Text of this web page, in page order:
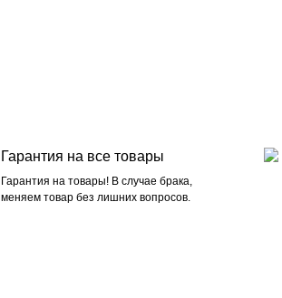
Гарантия на все товары
Гарантия на товары! В случае брака,
меняем товар без лишних вопросов.